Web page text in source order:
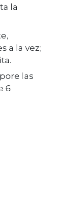
la
a la vez;
las
6